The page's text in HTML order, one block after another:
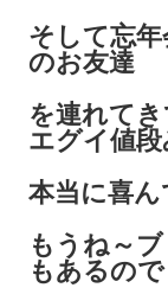
そして忘
のお友達
を連れて
エグイ値
本当に喜
もうね～
もあるので